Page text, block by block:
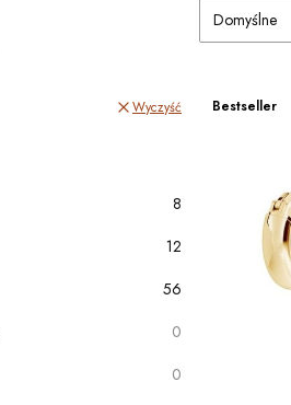
Wyczyść
8
12
56
0
0
Domyślne
Bestseller